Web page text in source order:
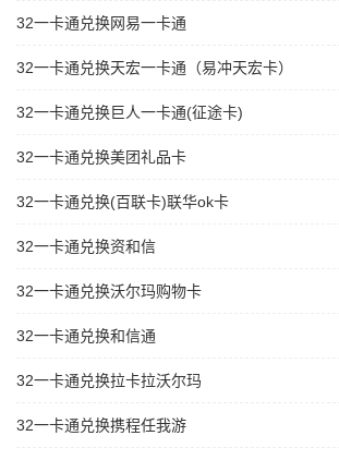
32一卡通兑换网易一卡通
32一卡通兑换天宏一卡通（易冲天宏卡）
32一卡通兑换巨人一卡通(征途卡)
32一卡通兑换美团礼品卡
32一卡通兑换(百联卡)联华ok卡
32一卡通兑换资和信
32一卡通兑换沃尔玛购物卡
32一卡通兑换和信通
32一卡通兑换拉卡拉沃尔玛
32一卡通兑换携程任我游